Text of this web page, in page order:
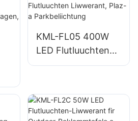
Katastrophenhëllef
splazbeliichtung
KML-FL05 400W
LED Flutluuchten
Liwwerant, Plaz- a